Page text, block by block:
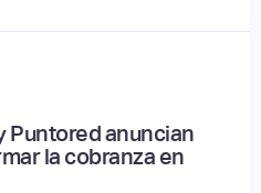
Puntored anuncian
la cobranza en